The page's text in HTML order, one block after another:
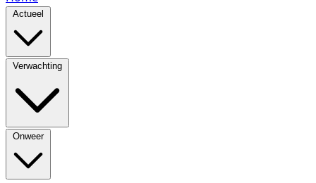
Actueel
Verwachting
Onweer